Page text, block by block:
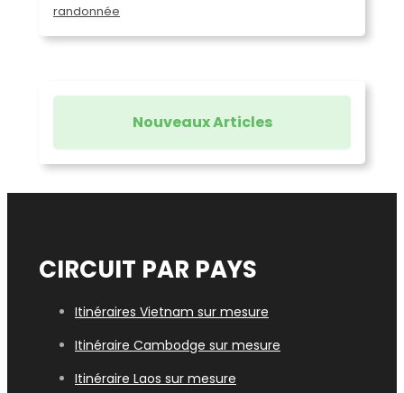
randonnée
Nouveaux Articles
CIRCUIT PAR PAYS
Itinéraires Vietnam sur mesure
Itinéraire Cambodge sur mesure
Itinéraire Laos sur mesure